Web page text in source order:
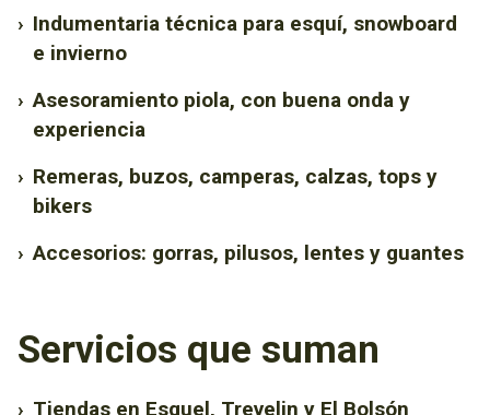
› Indumentaria técnica para esquí, snowboard
e invierno
› Asesoramiento piola, con buena onda y
experiencia
› Remeras, buzos, camperas, calzas, tops y
bikers
› Accesorios: gorras, pilusos, lentes y guantes
Servicios que suman
› Tiendas en Esquel, Trevelin y El Bolsón